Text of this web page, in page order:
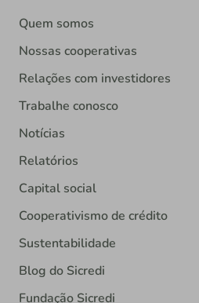
Quem somos
Nossas cooperativas
Relações com investidores
Trabalhe conosco
Notícias
Relatórios
Capital social
Cooperativismo de crédito
Sustentabilidade
Blog do Sicredi
Fundação Sicredi